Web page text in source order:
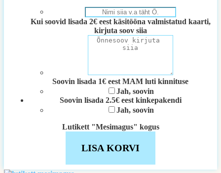
Kui soovid lisada 2€ eest käsitööna valmistatud kaarti,
kirjuta soov siia
Soovin lisada 1€ eest MAM luti kinnituse
Jah, soovin
Soovin lisada 2.5€ eest kinkepakendi
Jah, soovin
Lutikett "Mesimagus" kogus
LISA KORVI